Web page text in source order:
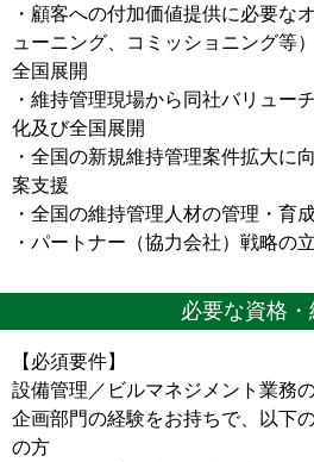
・顧客への付加価値提供に必要な
ューニング、コミッショニング等
全国展開
・維持管理現場から同社バリュー
化及び全国展開
・全国の新規維持管理案件拡大に
案支援
・全国の維持管理人材の管理・育
・パートナー（協力会社）戦略の
必要な資格・
【必須要件】
設備管理／ビルマネジメント業務
企画部門の経験をお持ちで、以下
の方